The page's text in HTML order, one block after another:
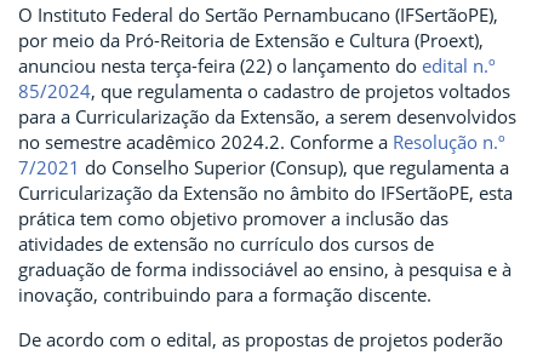
O Instituto Federal do Sertão Pernambucano (IFSertãoPE),
por meio da Pró-Reitoria de Extensão e Cultura (Proext),
anunciou nesta terça-feira (22) o lançamento do edital n.º
85/2024, que regulamenta o cadastro de projetos voltados
para a Curricularização da Extensão, a serem desenvolvidos
no semestre acadêmico 2024.2. Conforme a Resolução n.º
7/2021 do Conselho Superior (Consup), que regulamenta a
Curricularização da Extensão no âmbito do IFSertãoPE, esta
prática tem como objetivo promover a inclusão das
atividades de extensão no currículo dos cursos de
graduação de forma indissociável ao ensino, à pesquisa e à
inovação, contribuindo para a formação discente.
De acordo com o edital, as propostas de projetos poderão